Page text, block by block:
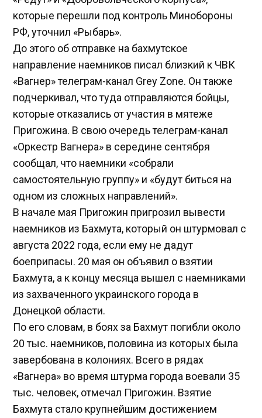
которые перешли под контроль Минобороны
РФ, уточнил «Рыбарь».
До этого об отправке на бахмутское
направление наемников писал близкий к ЧВК
«Вагнер» телеграм-канал Grey Zone. Он также
подчеркивал, что туда отправляются бойцы,
которые отказались от участия в мятеже
Пригожина. В свою очередь телеграм-канал
«Оркестр Вагнера» в середине сентября
сообщал, что наемники «собрали
самостоятельную группу» и «будут биться на
одном из сложных направлений».
В начале мая Пригожин пригрозил вывести
наемников из Бахмута, который он штурмовал с
августа 2022 года, если ему не дадут
боеприпасы. 20 мая он объявил о взятии
Бахмута, а к концу месяца вышел с наемниками
из захваченного украинского города в
Донецкой области.
По его словам, в боях за Бахмут погибли около
20 тыс. наемников, половина из которых была
завербована в колониях. Всего в рядах
«Вагнера» во время штурма города воевали 35
тыс. человек, отмечал Пригожин. Взятие
Бахмута стало крупнейшим достижением